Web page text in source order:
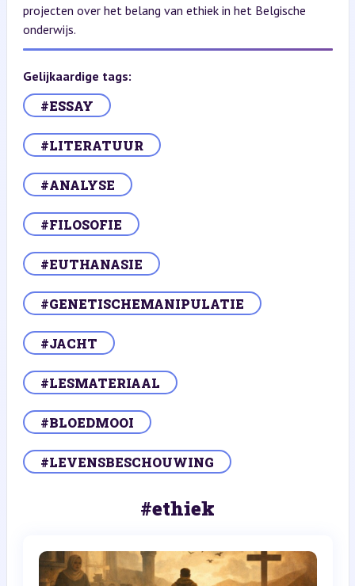
projecten over het belang van ethiek in het Belgische
onderwijs.
Gelijkaardige tags:
#ESSAY
#LITERATUUR
#ANALYSE
#FILOSOFIE
#EUTHANASIE
#GENETISCHEMANIPULATIE
#JACHT
#LESMATERIAAL
#BLOEDMOOI
#LEVENSBESCHOUWING
#ethiek